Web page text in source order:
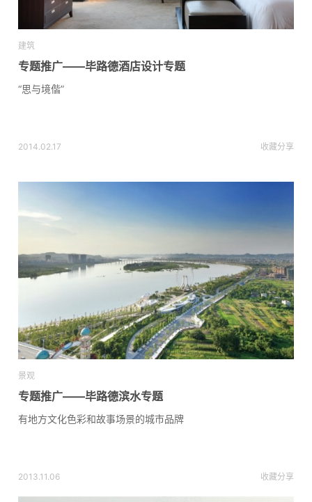
建筑
专题推广——毕路德酒店设计专题
“思与境偕”
2014.02.17 收藏分享
景观
专题推广——毕路德滨水专题
有地方文化色彩和故事场景的城市品牌
2013.11.06 收藏分享